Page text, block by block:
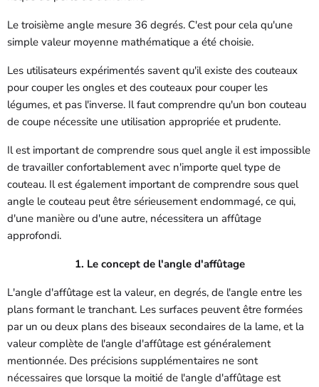
Le troisième angle mesure 36 degrés. C'est pour cela qu'une
simple valeur moyenne mathématique a été choisie.
Les utilisateurs expérimentés savent qu'il existe des couteaux
pour couper les ongles et des couteaux pour couper les
légumes, et pas l'inverse. Il faut comprendre qu'un bon couteau
de coupe nécessite une utilisation appropriée et prudente.
Il est important de comprendre sous quel angle il est impossible
de travailler confortablement avec n'importe quel type de
couteau. Il est également important de comprendre sous quel
angle le couteau peut être sérieusement endommagé, ce qui,
d'une manière ou d'une autre, nécessitera un affûtage
approfondi.
1. Le concept de l'angle d'affûtage
L'angle d'affûtage est la valeur, en degrés, de l'angle entre les
plans formant le tranchant. Les surfaces peuvent être formées
par un ou deux plans des biseaux secondaires de la lame, et la
valeur complète de l'angle d'affûtage est généralement
mentionnée. Des précisions supplémentaires ne sont
nécessaires que lorsque la moitié de l'angle d'affûtage est